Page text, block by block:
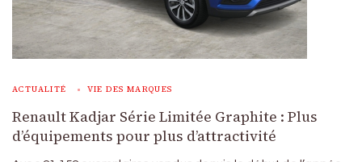
ACTUALITÉ VIE DES MARQUES
Renault Kadjar Série Limitée Graphite : Plus
d’équipements pour plus d’attractivité